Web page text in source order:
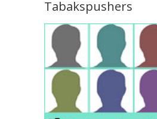
Tabakspushers